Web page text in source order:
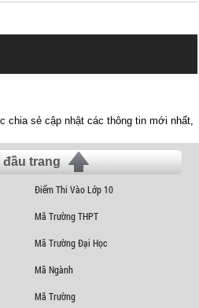
chia sẻ cập nhật các thông tin mới nhất,
đầu trang
Điểm Thi Vào Lớp 10
Mã Trường THPT
Mã Trường Đại Học
Mã Ngành
Mã Trường